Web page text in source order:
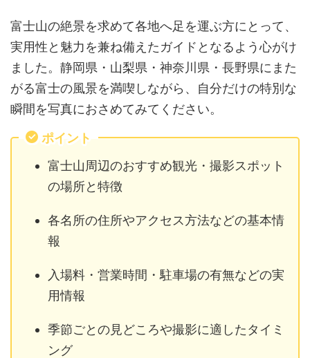
富士山の絶景を求めて各地へ足を運ぶ方にとって、
実用性と魅力を兼ね備えたガイドとなるよう心がけ
ました。静岡県・山梨県・神奈川県・長野県にまた
がる富士の風景を満喫しながら、自分だけの特別な
瞬間を写真におさめてみてください。
ポイント
富士山周辺のおすすめ観光・撮影スポット
の場所と特徴
各名所の住所やアクセス方法などの基本情
報
入場料・営業時間・駐車場の有無などの実
用情報
季節ごとの見どころや撮影に適したタイミ
ング